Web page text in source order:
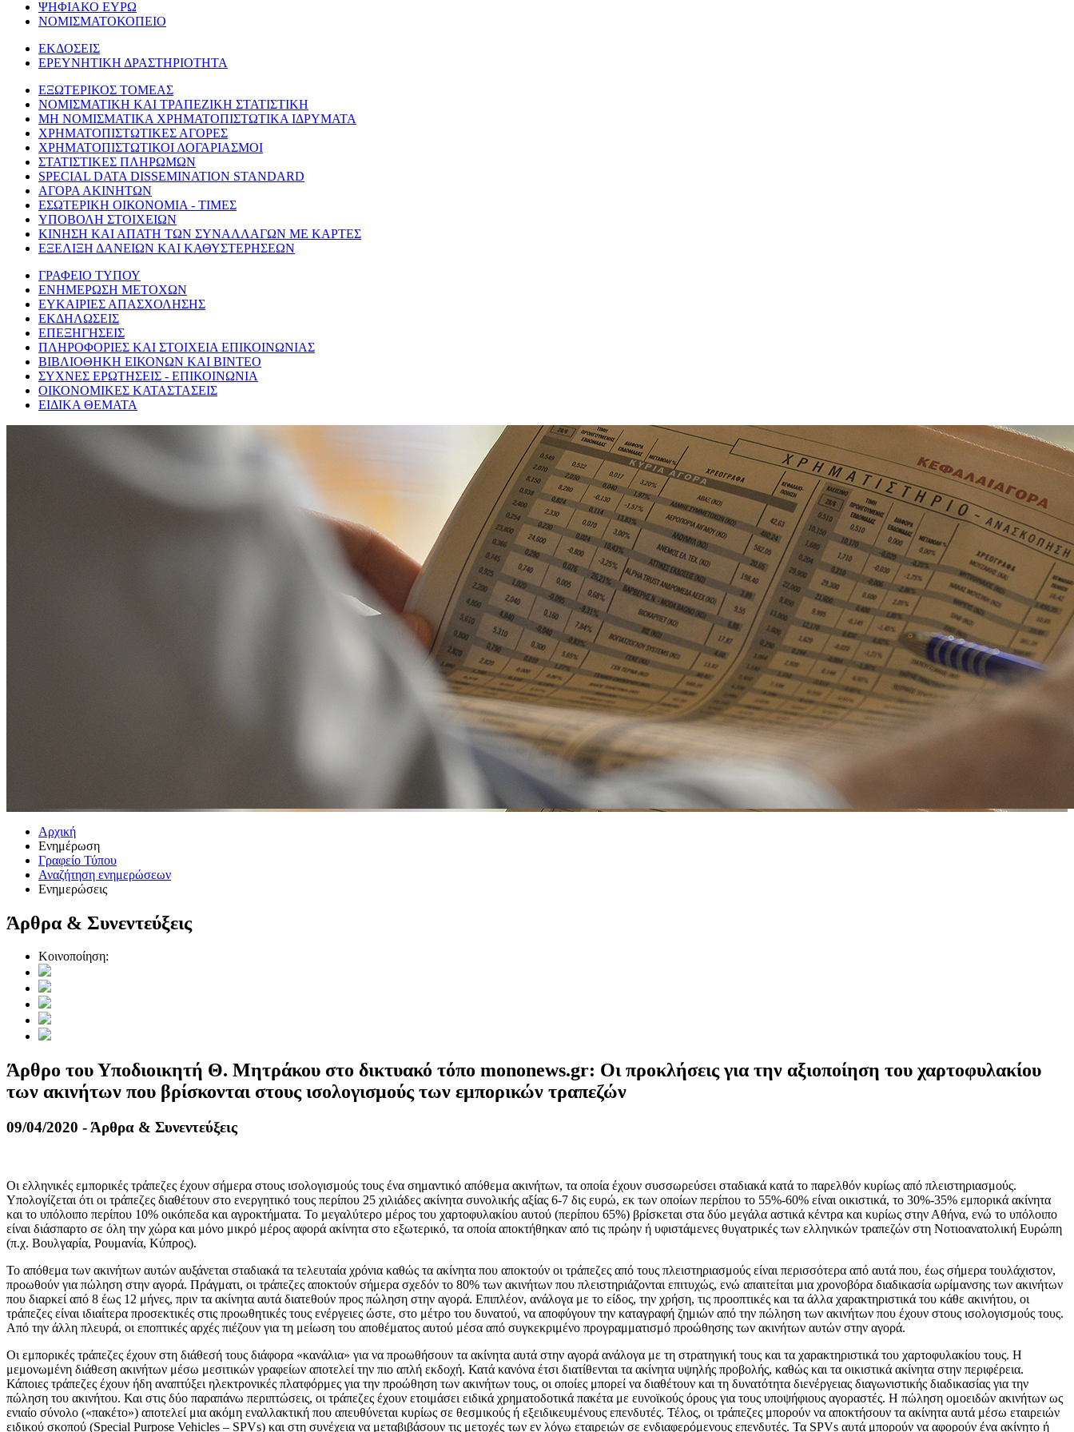
ΨΗΦΙΑΚΟ ΕΥΡΩ
ΝΟΜΙΣΜΑΤΟΚΟΠΕΙΟ
ΕΚΔΟΣΕΙΣ
ΕΡΕΥΝΗΤΙΚΗ ΔΡΑΣΤΗΡΙΟΤΗΤΑ
ΕΞΩΤΕΡΙΚΟΣ ΤΟΜΕΑΣ
ΝΟΜΙΣΜΑΤΙΚΗ ΚΑΙ ΤΡΑΠΕΖΙΚΗ ΣΤΑΤΙΣΤΙΚΗ
ΜΗ ΝΟΜΙΣΜΑΤΙΚΑ ΧΡΗΜΑΤΟΠΙΣΤΩΤΙΚΑ ΙΔΡΥΜΑΤΑ
ΧΡΗΜΑΤΟΠΙΣΤΩΤΙΚΕΣ ΑΓΟΡΕΣ
ΧΡΗΜΑΤΟΠΙΣΤΩΤΙΚΟΙ ΛΟΓΑΡΙΑΣΜΟΙ
ΣΤΑΤΙΣΤΙΚΕΣ ΠΛΗΡΩΜΩΝ
SPECIAL DATA DISSEMINATION STANDARD
ΑΓΟΡΑ ΑΚΙΝΗΤΩΝ
ΕΣΩΤΕΡΙΚΗ ΟΙΚΟΝΟΜΙΑ - ΤΙΜΕΣ
ΥΠΟΒΟΛΗ ΣΤΟΙΧΕΙΩΝ
ΚΙΝΗΣΗ ΚΑΙ ΑΠΑΤΗ ΤΩΝ ΣΥΝΑΛΛΑΓΩΝ ΜΕ ΚΑΡΤΕΣ
ΕΞΕΛΙΞΗ ΔΑΝΕΙΩΝ ΚΑΙ ΚΑΘΥΣΤΕΡΗΣΕΩΝ
ΓΡΑΦΕΙΟ ΤΥΠΟΥ
ΕΝΗΜΕΡΩΣΗ ΜΕΤΟΧΩΝ
ΕΥΚΑΙΡΙΕΣ ΑΠΑΣΧΟΛΗΣΗΣ
ΕΚΔΗΛΩΣΕΙΣ
ΕΠΕΞΗΓΗΣΕΙΣ
ΠΛΗΡΟΦΟΡΙΕΣ ΚΑΙ ΣΤΟΙΧΕΙΑ ΕΠΙΚΟΙΝΩΝΙΑΣ
ΒΙΒΛΙΟΘΗΚΗ ΕΙΚΟΝΩΝ ΚΑΙ ΒΙΝΤΕΟ
ΣΥΧΝΕΣ ΕΡΩΤΗΣΕΙΣ - ΕΠΙΚΟΙΝΩΝΙΑ
ΟΙΚΟΝΟΜΙΚΕΣ ΚΑΤΑΣΤΑΣΕΙΣ
ΕΙΔΙΚΑ ΘΕΜΑΤΑ
Αρχική
Ενημέρωση
Γραφείο Τύπου
Αναζήτηση ενημερώσεων
Ενημερώσεις
Άρθρα & Συνεντεύξεις
Κοινοποίηση:
Άρθρο του Υποδιοικητή Θ. Μητράκου στο δικτυακό τόπο mononews.gr: Οι προκλήσεις για την αξιοποίηση του χαρτοφυλακίου
των ακινήτων που βρίσκονται στους ισολογισμούς των εμπορικών τραπεζών
09/04/2020 - Άρθρα & Συνεντεύξεις
Οι ελληνικές εμπορικές τράπεζες έχουν σήμερα στους ισολογισμούς τους ένα σημαντικό απόθεμα ακινήτων, τα οποία έχουν συσσωρεύσει σταδιακά κατά το παρελθόν κυρίως από πλειστηριασμούς.
Υπολογίζεται ότι οι τράπεζες διαθέτουν στο ενεργητικό τους περίπου 25 χιλιάδες ακίνητα συνολικής αξίας 6-7 δις ευρώ, εκ των οποίων περίπου το 55%-60% είναι οικιστικά, το 30%-35% εμπορικά ακίνητα
και το υπόλοιπο περίπου 10% οικόπεδα και αγροκτήματα. Το μεγαλύτερο μέρος του χαρτοφυλακίου αυτού (περίπου 65%) βρίσκεται στα δύο μεγάλα αστικά κέντρα και κυρίως στην Αθήνα, ενώ το υπόλοιπο
είναι διάσπαρτο σε όλη την χώρα και μόνο μικρό μέρος αφορά ακίνητα στο εξωτερικό, τα οποία αποκτήθηκαν από τις πρώην ή υφιστάμενες θυγατρικές των ελληνικών τραπεζών στη Νοτιοανατολική Ευρώπη
(π.χ. Βουλγαρία, Ρουμανία, Κύπρος).
Το απόθεμα των ακινήτων αυτών αυξάνεται σταδιακά τα τελευταία χρόνια καθώς τα ακίνητα που αποκτούν οι τράπεζες από τους πλειστηριασμούς είναι περισσότερα από αυτά που, έως σήμερα τουλάχιστον,
προωθούν για πώληση στην αγορά. Πράγματι, οι τράπεζες αποκτούν σήμερα σχεδόν το 80% των ακινήτων που πλειστηριάζονται επιτυχώς, ενώ απαιτείται μια χρονοβόρα διαδικασία ωρίμανσης των ακινήτων
που διαρκεί από 8 έως 12 μήνες, πριν τα ακίνητα αυτά διατεθούν προς πώληση στην αγορά. Επιπλέον, ανάλογα με το είδος, την χρήση, τις προοπτικές και τα άλλα χαρακτηριστικά του κάθε ακινήτου, οι
τράπεζες είναι ιδιαίτερα προσεκτικές στις προωθητικές τους ενέργειες ώστε, στο μέτρο του δυνατού, να αποφύγουν την καταγραφή ζημιών από την πώληση των ακινήτων που έχουν στους ισολογισμούς τους.
Από την άλλη πλευρά, οι εποπτικές αρχές πιέζουν για τη μείωση του αποθέματος αυτού μέσα από συγκεκριμένο προγραμματισμό προώθησης των ακινήτων αυτών στην αγορά.
Οι εμπορικές τράπεζες έχουν στη διάθεσή τους διάφορα «κανάλια» για να προωθήσουν τα ακίνητα αυτά στην αγορά ανάλογα με τη στρατηγική τους και τα χαρακτηριστικά του χαρτοφυλακίου τους. Η
μεμονωμένη διάθεση ακινήτων μέσω μεσιτικών γραφείων αποτελεί την πιο απλή εκδοχή. Κατά κανόνα έτσι διατίθενται τα ακίνητα υψηλής προβολής, καθώς και τα οικιστικά ακίνητα στην περιφέρεια.
Κάποιες τράπεζες έχουν ήδη αναπτύξει ηλεκτρονικές πλατφόρμες για την προώθηση των ακινήτων τους, οι οποίες μπορεί να διαθέτουν και τη δυνατότητα διενέργειας διαγωνιστικής διαδικασίας για την
πώληση του ακινήτου. Και στις δύο παραπάνω περιπτώσεις, οι τράπεζες έχουν ετοιμάσει ειδικά χρηματοδοτικά πακέτα με ευνοϊκούς όρους για τους υποψήφιους αγοραστές. Η πώληση ομοειδών ακινήτων ως
ενιαίο σύνολο («πακέτο») αποτελεί μια ακόμη εναλλακτική που απευθύνεται κυρίως σε θεσμικούς ή εξειδικευμένους επενδυτές. Τέλος, οι τράπεζες μπορούν να αποκτήσουν τα ακίνητα αυτά μέσω εταιρειών
ειδικού σκοπού (Special Purpose Vehicles – SPVs) και στη συνέχεια να μεταβιβάσουν τις μετοχές των εν λόγω εταιρειών σε ενδιαφερόμενους επενδυτές. Τα SPVs αυτά μπορούν να αφορούν ένα ακίνητο ή